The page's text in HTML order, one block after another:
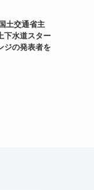
土交通省主
水道スター
ジの発表者を